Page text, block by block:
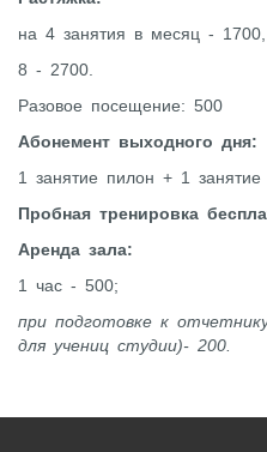
на 4 занятия в месяц - 1700,
8 - 2700.
Разовое посещение: 500
Абонемент выходного дня:
1 занятие пилон + 1
Пробная тренировка
Аренда зала:
1 час - 500;
при подготовке к
для учениц студии)- 200.